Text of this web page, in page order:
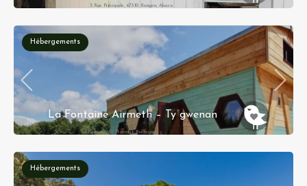
5 Rue Principale, 67310 Rangen, Alsace
Hébergements
La Fontaine Airmeth – Ty gwenan
4 Kerio 56160 Ploërdut, Bretagne
Hébergements